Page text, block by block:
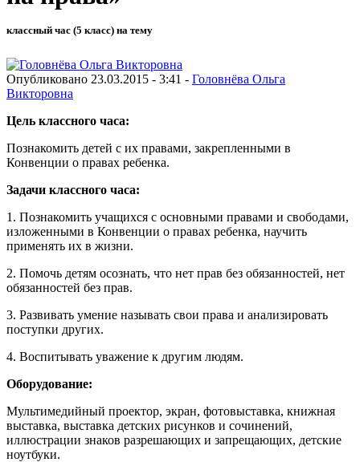
классный час (5 класс) на тему
Опубликовано 23.03.2015 - 3:41 - Головнёва Ольга
Викторовна
Цель классного часа:
Познакомить детей с их правами, закрепленными в
Конвенции о правах ребенка.
Задачи классного часа:
1. Познакомить учащихся с основными правами и свободами,
изложенными в Конвенции о правах ребенка, научить
применять их в жизни.
2. Помочь детям осознать, что нет прав без обязанностей, нет
обязанностей без прав.
3. Развивать умение называть свои права и анализировать
поступки других.
4. Воспитывать уважение к другим людям.
Оборудование:
Мультимедийный проектор, экран, фотовыставка, книжная
выставка, выставка детских рисунков и сочинений,
иллюстрации знаков разрешающих и запрещающих, детские
ноутбуки.